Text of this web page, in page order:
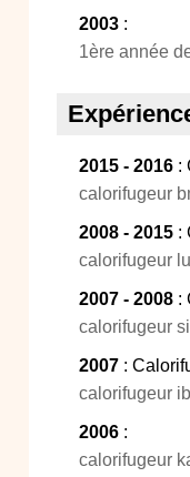
2003 :
1ère année
2015 - 2016 :
calorifugeur
2008 - 2015 :
calorifugeur
2007 - 2008 :
calorifugeur
2007 :
calorifugeur
2006 :
calorifugeur